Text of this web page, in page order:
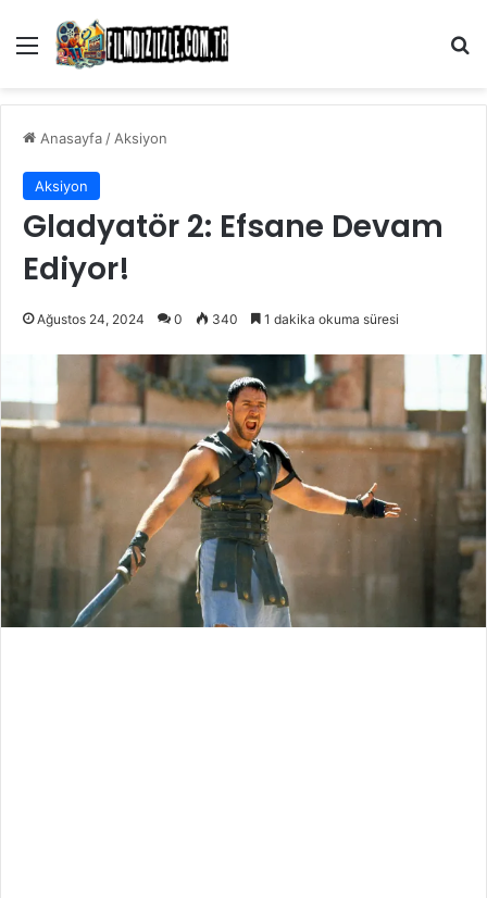
Menü
Anasayfa/Aksiyon
Aksiyon
Gladyatör 2: Efsane Devam
Ediyor!
Ağustos 24, 2024 0 340 1 dakika okuma süresi